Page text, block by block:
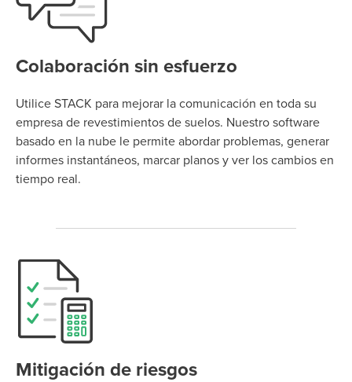
Colaboración sin esfuerzo
Utilice STACK para mejorar la comunicación en toda su
empresa de revestimientos de suelos. Nuestro software
basado en la nube le permite abordar problemas, generar
informes instantáneos, marcar planos y ver los cambios en
tiempo real.
Mitigación de riesgos